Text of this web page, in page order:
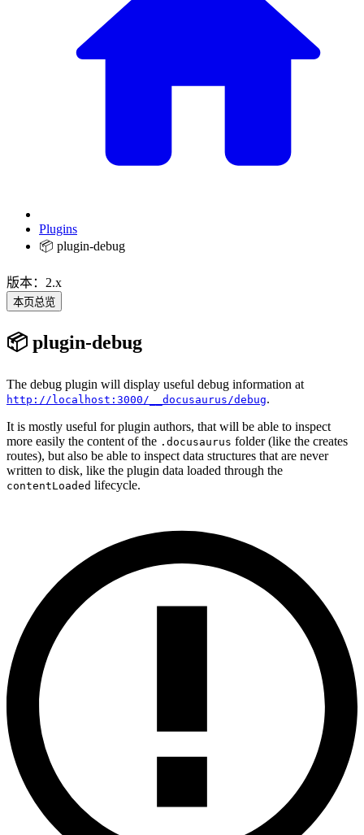
Plugins
📦 plugin-debug
版本：2.x
本页总览
📦 plugin-debug
The debug plugin will display useful debug information at
http://localhost:3000/__docusaurus/debug.
It is mostly useful for plugin authors, that will be able to inspect
more easily the content of the .docusaurus folder (like the creates
routes), but also be able to inspect data structures that are never
written to disk, like the plugin data loaded through the
contentLoaded lifecycle.